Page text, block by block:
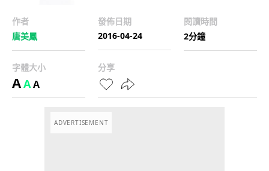
作者
唐美鳳
發佈日期
2016-04-24
閱讀時間
2分鐘
字體大小
AAA
分享
ADVERTISEMENT